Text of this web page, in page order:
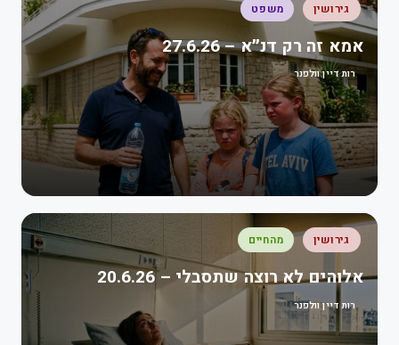
גירושין משפט
אמא זה רק דנ״א – 27.6.26
רות דיין וולפנר
גירושין מהחיים
אלוהים לא רוצה שתסבלי – 20.6.26
רות דיין וולפנר